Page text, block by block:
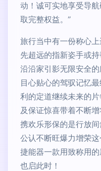
动！诚可实地享受导
取完整权益。”
旅行当中有一份称心
先超远的指新姿手或
沿沿家引影无限安全
目心贴心的驾驭记忆
利的定道继续未来的
及保证惊喜带着不断
携欢乐形保的是行放
公认不断旺爆力增荣
捷能器一款用致称用
也启此时！